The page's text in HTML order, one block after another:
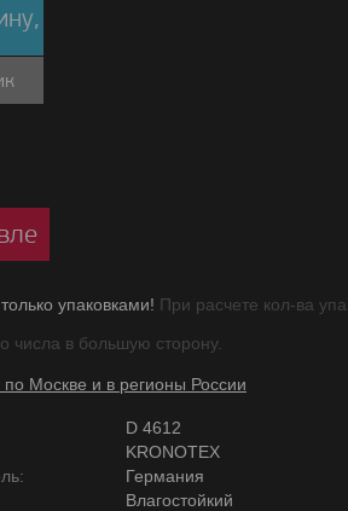
упаковками! При расчете кол-ва
числа в большую сторону.
Москве и в регионы России
D 4612
KRONOTEX
Германия
Влагостойкий